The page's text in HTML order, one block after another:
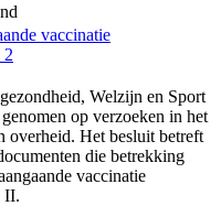
vaccinatie
2
Welzijn en Sport
op verzoeken in het
overheid. Het besluit betreft
die betrekking
vaccinatie
II.